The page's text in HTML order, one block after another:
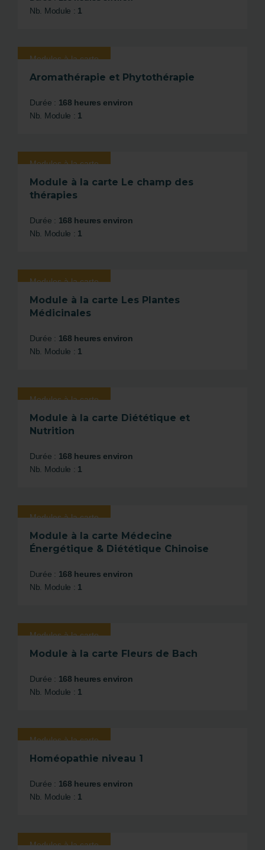
Nb. Module : 1
Modules à la carte
Aromathérapie et Phytothérapie
Durée : 168 heures environ
Nb. Module : 1
Modules à la carte
Module à la carte Le champ des
thérapies
Durée : 168 heures environ
Nb. Module : 1
Modules à la carte
Module à la carte Les Plantes
Médicinales
Durée : 168 heures environ
Nb. Module : 1
Modules à la carte
Module à la carte Diététique et
Nutrition
Durée : 168 heures environ
Nb. Module : 1
Modules à la carte
Module à la carte Médecine
Énergétique & Diététique Chinoise
Durée : 168 heures environ
Nb. Module : 1
Modules à la carte
Module à la carte Fleurs de Bach
Durée : 168 heures environ
Nb. Module : 1
Modules à la carte
Homéopathie niveau 1
Durée : 168 heures environ
Nb. Module : 1
Modules à la carte